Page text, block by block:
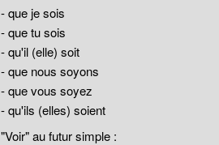
- que je sois
- que tu sois
- qu'il (elle) soit
- que nous soyons
- que vous soyez
- qu'ils (elles) soient
"Voir" au futur simple :